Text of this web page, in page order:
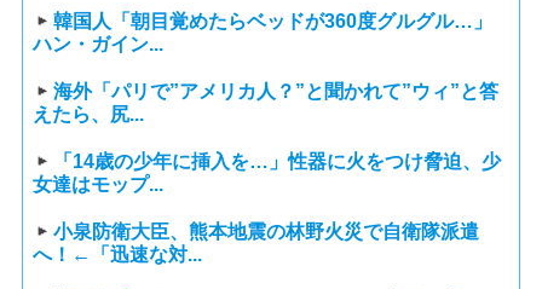
韓国人「朝目覚めたらベッドが360度グルグル…」
ハン・ガイン...
海外「パリで”アメリカ人？”と聞かれて”ウィ”と答
えたら、尻...
「14歳の少年に挿入を…」性器に火をつけ脅迫、少
女達はモップ...
小泉防衛大臣、熊本地震の林野火災で自衛隊派遣
へ！←「迅速な対...